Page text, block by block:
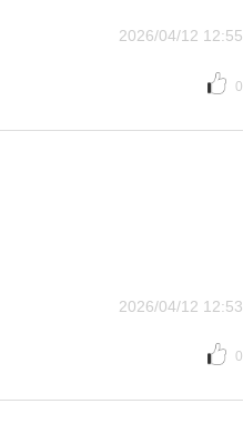
2026/04/12 12:55
0
2026/04/12 12:53
0